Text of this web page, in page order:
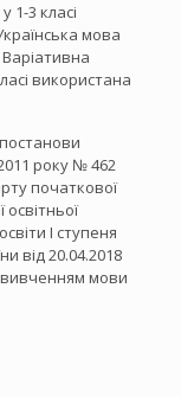
1-3 класі
мова
використана
року № 462
початкової
І ступеня
від 20.04.2018
мови